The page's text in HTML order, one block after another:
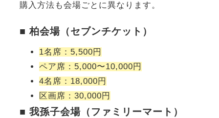
購入方法も会場ごとに異なります。
■ 柏会場（セブンチケット）
1名席：5,500円
ペア席：5,000〜10,000円
4名席：18,000円
区画席：30,000円
■ 我孫子会場（ファミリーマート）